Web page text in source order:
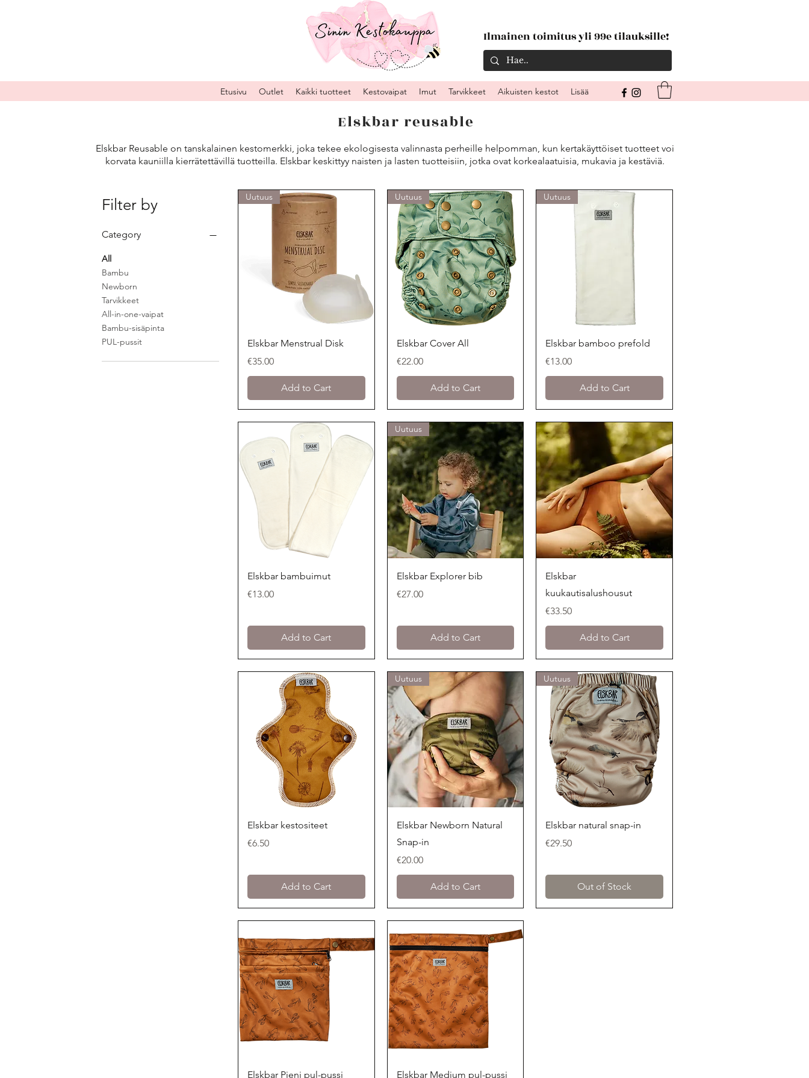
Ilmainen toimitus yli 99e tilauksille!
Etusivu Outlet Kaikki tuotteet Kestovaipat Imut Tarvikkeet Aikuisten kestot Lisää
Elskbar reusable
Elskbar Reusable on tanskalainen kestomerkki, joka tekee ekologisesta valinnasta perheille helpomman, kun kertakäyttöiset tuotteet voi
korvata kauniilla kierrätettävillä tuotteilla. Elskbar keskittyy naisten ja lasten tuotteisiin, jotka ovat korkealaatuisia, mukavia ja kestäviä.
Filter by
Category
All
Bambu
Newborn
Tarvikkeet
All-in-one-vaipat
Bambu-sisäpinta
PUL-pussit
Quick View
Uutuus
Elskbar Menstrual Disk
Price
€35.00
Add to Cart
Quick View
Uutuus
Elskbar Cover All
Price
€22.00
Add to Cart
Quick View
Uutuus
Elskbar bamboo prefold
Price
€13.00
Add to Cart
Quick View
Elskbar bambuimut
Price
€13.00
Add to Cart
Quick View
Uutuus
Elskbar Explorer bib
Price
€27.00
Add to Cart
Elskbar
kuukautisalushousut
Price
€33.50
Add to Cart
Quick View
Elskbar kestositeet
Price
€6.50
Add to Cart
Quick View
Uutuus
Elskbar Newborn Natural
Snap-in
Price
€20.00
Add to Cart
Quick View
Uutuus
Elskbar natural snap-in
Price
€29.50
Out of Stock
Quick View
Elskbar Pieni pul-pussi
Quick View
Elskbar Medium pul-pussi